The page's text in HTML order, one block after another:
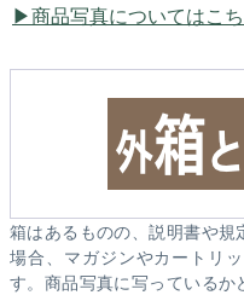
商品写真についてはこ
箱はあるものの、説明書や
場合、マガジンやカートリ
す。商品写真に写っているか